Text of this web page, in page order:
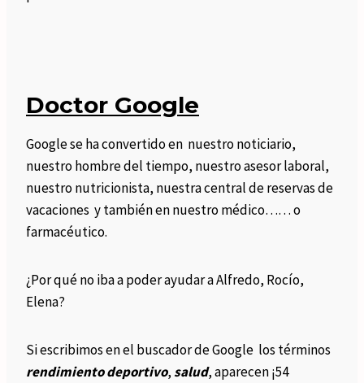
Doctor Google
Google se ha convertido en nuestro noticiario,
nuestro hombre del tiempo, nuestro asesor laboral,
nuestro nutricionista, nuestra central de reservas de
vacaciones y también en nuestro médico…… o
farmacéutico.
¿Por qué no iba a poder ayudar a Alfredo, Rocío,
Elena?
Si escribimos en el buscador de Google los términos
rendimiento deportivo, salud, aparecen ¡54